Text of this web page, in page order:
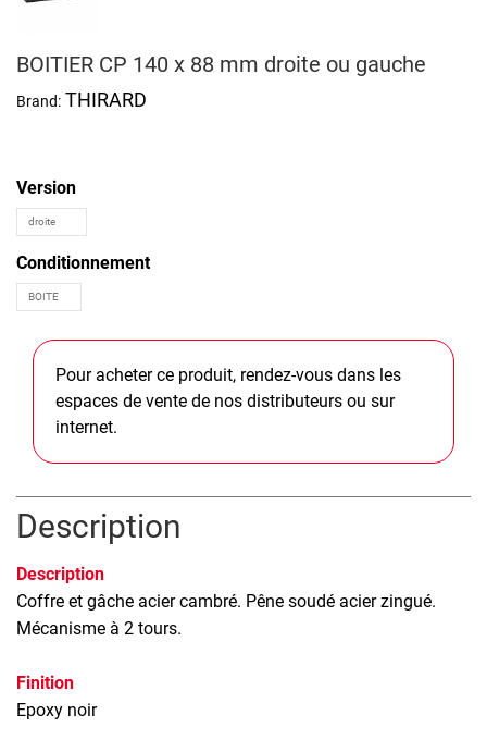
BOITIER CP 140 x 88 mm droite ou gauche
Brand: THIRARD
Version
Conditionnement
Pour acheter ce produit, rendez-vous dans les
espaces de vente de nos distributeurs ou sur
internet.
Description
Description
Coffre et gâche acier cambré. Pêne soudé acier zingué.
Mécanisme à 2 tours.
Finition
Epoxy noir